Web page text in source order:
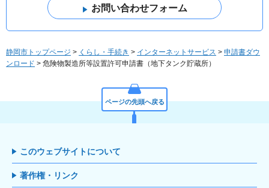
静岡市トップページ > くらし・手続き > インターネットサービス > 申請書ダウ
ンロード > 危険物製造所等設置許可申請書（地下タンク貯蔵所）
ページの先頭へ戻る
このウェブサイトについて
著作権・リンク